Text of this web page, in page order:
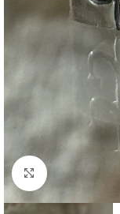
Click to enlarge